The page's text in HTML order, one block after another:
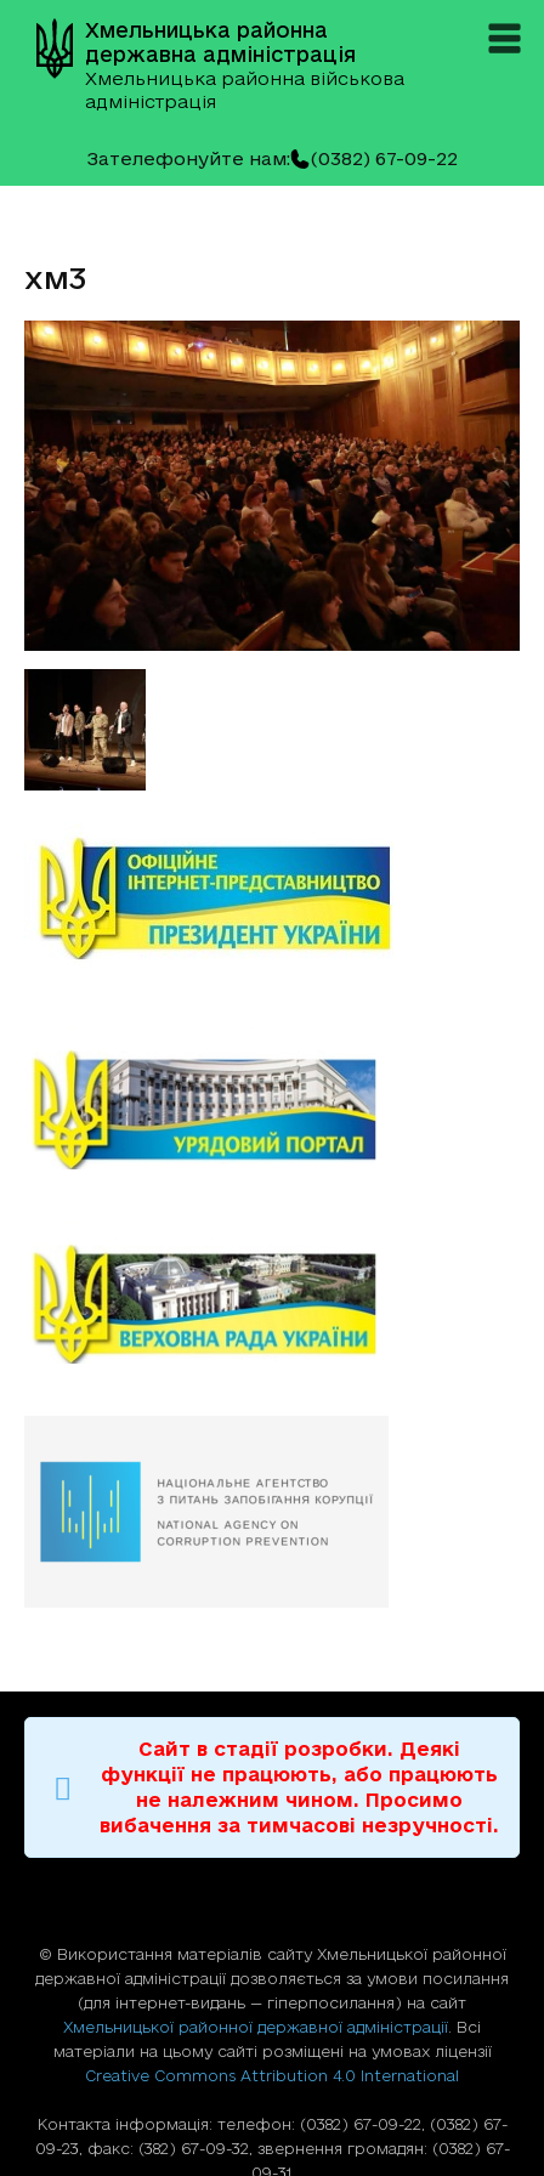
Хмельницька районна
державна адміністрація
Хмельницька районна військова
адміністрація
Зателефонуйте нам: (0382) 67-09-22
хм3
Сайт в стадії розробки. Деякі
функції не працюють, або працюють
не належним чином. Просимо
вибачення за тимчасові незручності.
© Використання матерiалiв сайту Хмельницької районної
державної адміністрації дозволяється за умови посилання
(для iнтернет-видань — гiперпосилання) на сайт
Хмельницької районної державної адміністрації . Всі
матеріали на цьому сайті розміщені на умовах ліцензії
Creative Commons Attribution 4.0 International
Контакта інформація: телефон: (0382) 67-09-22, (0382) 67-
09-23, факс: (382) 67-09-32, звернення громадян: (0382) 67-
09-31